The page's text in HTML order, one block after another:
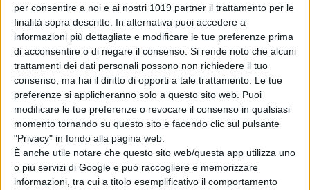
per consentire a noi e ai nostri 1019 partner il trattamento per le
finalità sopra descritte. In alternativa puoi accedere a
informazioni più dettagliate e modificare le tue preferenze prima
di acconsentire o di negare il consenso. Si rende noto che alcuni
trattamenti dei dati personali possono non richiedere il tuo
consenso, ma hai il diritto di opporti a tale trattamento. Le tue
preferenze si applicheranno solo a questo sito web. Puoi
modificare le tue preferenze o revocare il consenso in qualsiasi
momento tornando su questo sito e facendo clic sul pulsante
"Privacy" in fondo alla pagina web.
È anche utile notare che questo sito web/questa app utilizza uno
o più servizi di Google e può raccogliere e memorizzare
informazioni, tra cui a titolo esemplificativo il comportamento
d’animazione che si è aggiudicato il
Premio Oscar® e il Golden Globe e
che in Italia ha incassato 7 milioni di
Euro e registrato 1 milione di
spettatori. Uno sguardo sul passato
e sul futuro di questo regista
visionario e sugli eventi e le
persone che hanno influenzato
umanamente e professionalmente le
sue opere.